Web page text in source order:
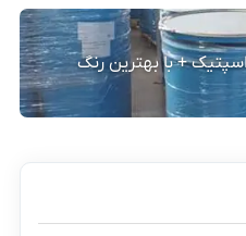
+ با بهترین رنگ